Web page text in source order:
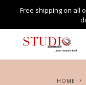
Free shipping on all
HOME